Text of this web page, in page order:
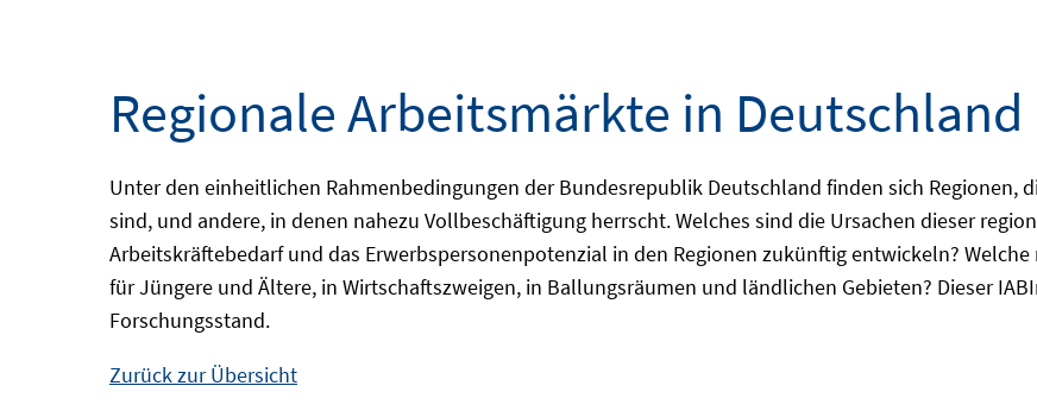
Regionale Arbeitsmärkte in Deutschland
Unter den einheitlichen Rahmenbedingungen der Bundesrepublik Deutschland finden sich Regionen,
sind, und andere, in denen nahezu Vollbeschäftigung herrscht. Welches sind die Ursachen dieser
Arbeitskräftebedarf und das Erwerbspersonenpotenzial in den Regionen zukünftig entwickeln?
für Jüngere und Ältere, in Wirtschaftszweigen, in Ballungsräumen und ländlichen Gebieten? DieserIAB
Forschungsstand.
Zurück zur Übersicht